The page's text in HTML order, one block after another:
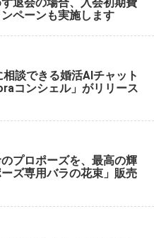
退会の場合、入会初期費
ペーンも実施します
談できる婚活AIチャット
コンシェル」がリリース
のプロポーズを、最高の輝
ズ専用バラの花束」販売